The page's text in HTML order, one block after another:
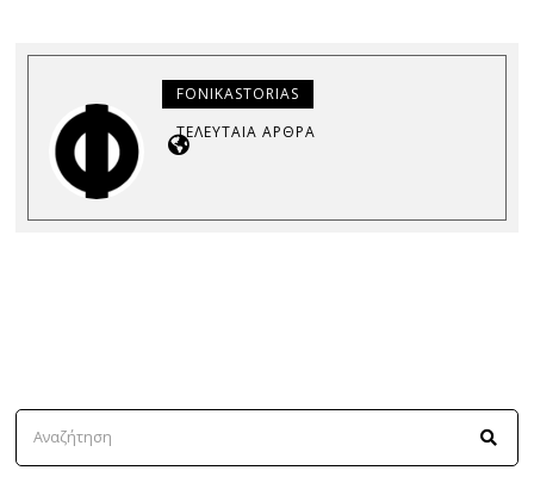
FONIKASTORIAS
ΤΕΛΕΥΤΑΊΑ ΆΡΘΡΑ